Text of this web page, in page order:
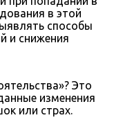
в этой
способы
и снижения
Это
изменения
или страх.